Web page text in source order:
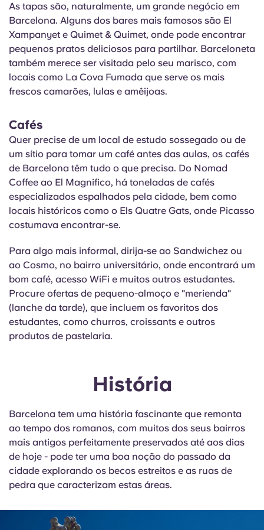
As tapas são, naturalmente, um grande negócio em
Barcelona. Alguns dos bares mais famosos são El
Xampanyet e Quimet & Quimet, onde pode encontrar
pequenos pratos deliciosos para partilhar. Barceloneta
também merece ser visitada pelo seu marisco, com
locais como La Cova Fumada que serve os mais
frescos camarões, lulas e amêijoas.
Cafés
Quer precise de um local de estudo sossegado ou de
um sítio para tomar um café antes das aulas, os cafés
de Barcelona têm tudo o que precisa. Do Nomad
Coffee ao El Magnifico, há toneladas de cafés
especializados espalhados pela cidade, bem como
locais históricos como o Els Quatre Gats, onde Picasso
costumava encontrar-se.
Para algo mais informal, dirija-se ao Sandwichez ou
ao Cosmo, no bairro universitário, onde encontrará um
bom café, acesso WiFi e muitos outros estudantes.
Procure ofertas de pequeno-almoço e "merienda"
(lanche da tarde), que incluem os favoritos dos
estudantes, como churros, croissants e outros
produtos de pastelaria.
História
Barcelona tem uma história fascinante que remonta
ao tempo dos romanos, com muitos dos seus bairros
mais antigos perfeitamente preservados até aos dias
de hoje - pode ter uma boa noção do passado da
cidade explorando os becos estreitos e as ruas de
pedra que caracterizam estas áreas.